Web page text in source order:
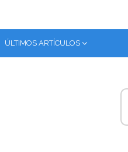
ÚLTIMOS ARTÍCULOS